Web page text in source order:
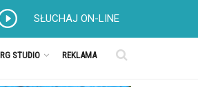
SŁUCHAJ ON-LINE
RG STUDIO REKLAMA